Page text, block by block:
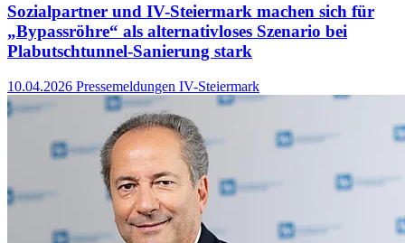
Sozialpartner und IV-Steiermark machen sich für
„Bypassröhre“ als alternativloses Szenario bei
Plabutschtunnel-Sanierung stark
10.04.2026 Pressemeldungen IV-Steiermark